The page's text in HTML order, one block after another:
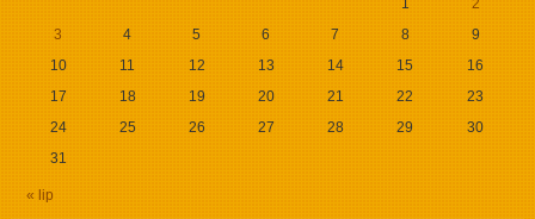
« lip
1
2
3
4 5 6 7 8
9
10
11 12 13 14 15
16
17
18 19 20 21 22
23
24
25 26 27 28 29
30
31